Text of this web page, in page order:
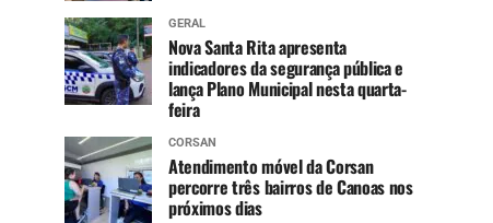
GERAL
Nova Santa Rita apresenta
indicadores da segurança pública e
lança Plano Municipal nesta quarta-
feira
CORSAN
Atendimento móvel da Corsan
percorre três bairros de Canoas nos
próximos dias